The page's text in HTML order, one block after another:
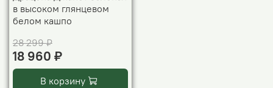
в высоком глянцевом
белом кашпо
28 299 ₽
18 960 ₽
В корзину